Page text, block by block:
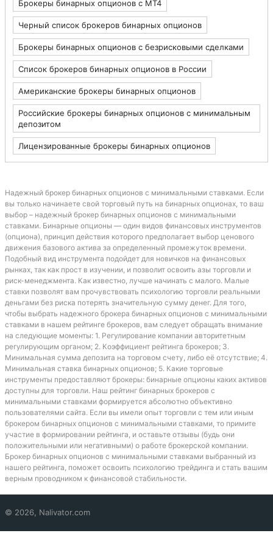
Ripple
Advcash
Litecoin
RaidoSpare
Tether (USDT)
BitPay
VLOAD
ePayService
Брокеры бинарных опционов с МТ4
Черный список брокеров бинарных опционов
Брокеры бинарных опционов с безрисковыми сделками
Список брокеров бинарных опционов в России
Американские брокеры бинарных опционов
Российские брокеры бинарных опционов с минимальным
депозитом
Лицензированные брокеры бинарных опционов
Надежный брокер бинарных опционов с минимальными ставками. Если
вы только начинаете свой торговый путь на бинарных опционах, то ваш
выбор – надежный брокер бинарных опционов с минимальными
ставками. Бинарные опционы — один видов финансовых инструментов
(опциона), принцип действия которого предполагает выбор ценового
движения базового актива за определенный промежуток времени.
Подобный вид инструмента подойдет для новичков на финансовых
рынках, так как прост в изучении, и позволит освоить азы торговли и
риск-менеджмента. Как известно, лучше начинать с малого. Малые
ставки позволят вам прочувствовать психологию торговли реальными
деньгами без риска потерять значительную сумму денег. Для того,
чтобы выбрать надежного брокера бинарных опционов с минимальными
ставками в нашем рейтинге брокеров, вам следует обращать внимание
на следующие моменты: 1. Регулирование компании авторитетным
регулирующим органом; 2. Коэффициент рейтинга брокеров; 3.
Минимальная сумма депозита на торговом счету, либо её отсутствие; 4.
Минимальная ставка бинарных опционов; 5. Какие торговые
инструменты предоставляют брокеры: бинарные опционы каких активов
доступны для торговли. Наш рейтинг бинарных брокеров с
минимальными ставками формируется абсолютно объективно
пользователями сайта. Если вы имели опыт торговли с тем или иным
брокером бинарных опционов с минимальными ставками, то примите
участие в формировании рейтинга, и оставьте отзывы (будь они
положительными или негативными) о работе брокерской компании.
Брокер бинарных опционов с минимальными ставками выбранный из
нашего рейтинга, поможет освоить психологию трейдинга и стать вашим
верным проводником к финансовой стабильности.
© 2026, Nalivator.com